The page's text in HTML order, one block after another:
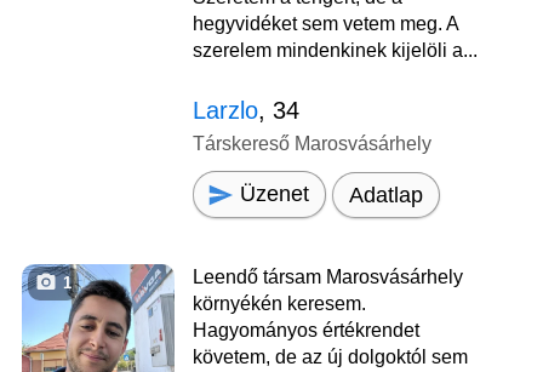
hegyvidéket sem vetem meg. A
szerelem mindenkinek kijelöli a...
Larzlo, 34
Társkereső Marosvásárhely
Üzenet Adatlap
1
Leendő társam Marosvásárhely
környékén keresem.
Hagyományos értékrendet
követem, de az új dolgoktól sem